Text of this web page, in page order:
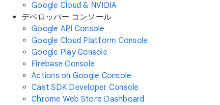
Google Cloud & NVIDIA
デベロッパー コンソール
Google API Console
Google Cloud Platform Console
Google Play Console
Firebase Console
Actions on Google Console
Cast SDK Developer Console
Chrome Web Store Dashboard